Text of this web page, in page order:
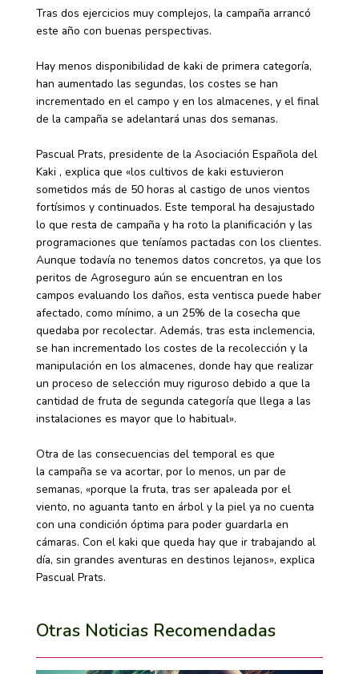
Tras dos ejercicios muy complejos, la campaña arrancó
este año con buenas perspectivas.
Hay menos disponibilidad de kaki de primera categoría,
han aumentado las segundas, los costes se han
incrementado en el campo y en los almacenes, y el final
de la campaña se adelantará unas dos semanas.
Pascual Prats, presidente de la Asociación Española del
Kaki , explica que «los cultivos de kaki estuvieron
sometidos más de 50 horas al castigo de unos vientos
fortísimos y continuados. Este temporal ha desajustado
lo que resta de campaña y ha roto la planificación y las
programaciones que teníamos pactadas con los clientes.
Aunque todavía no tenemos datos concretos, ya que los
peritos de Agroseguro aún se encuentran en los
campos evaluando los daños, esta ventisca puede haber
afectado, como mínimo, a un 25% de la cosecha que
quedaba por recolectar. Además, tras esta inclemencia,
se han incrementado los costes de la recolección y la
manipulación en los almacenes, donde hay que realizar
un proceso de selección muy riguroso debido a que la
cantidad de fruta de segunda categoría que llega a las
instalaciones es mayor que lo habitual».
Otra de las consecuencias del temporal es que
la campaña se va acortar, por lo menos, un par de
semanas, «porque la fruta, tras ser apaleada por el
viento, no aguanta tanto en árbol y la piel ya no cuenta
con una condición óptima para poder guardarla en
cámaras. Con el kaki que queda hay que ir trabajando al
día, sin grandes aventuras en destinos lejanos», explica
Pascual Prats.
Otras Noticias Recomendadas